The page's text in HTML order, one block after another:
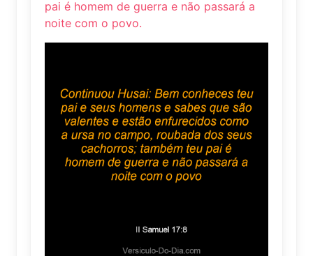
pai é homem de guerra e não passará a
noite com o povo.